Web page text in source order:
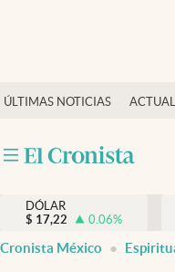
ÚLTIMAS NOTICIAS
Actualidad
Internacionales
Opinión
DÓLAR
$ 17,22 0.06%
Cronista México